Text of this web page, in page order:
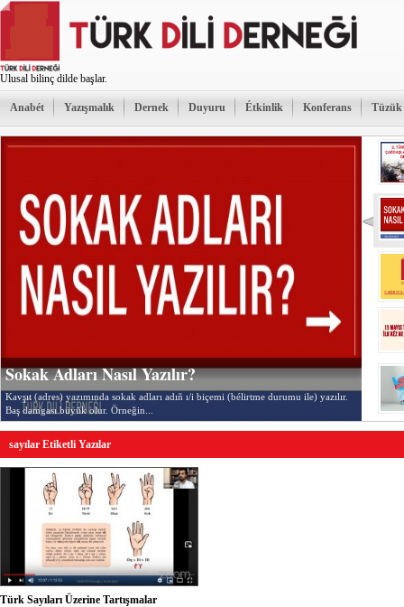
Ulusal bilinç dilde başlar.
Anabét Yazışmalık Dernek Duyuru Étkinlik Konferans Tüzük
Sokak Adları Nasıl Yazılır?
Kavşıt (adres) yazımında sokak adları adıñ ı/i biçemi (bélirtme durumu ile) yazılır.
Baş damgası büyük olur. Örneğin...
sayılar Etiketli Yazılar
Türk Sayıları Üzerine Tartışmalar